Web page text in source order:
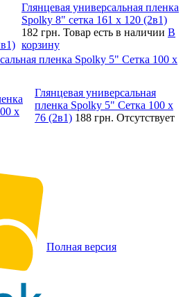
Глянцевая универсальная пленка
Spolky 8" сетка 161 х 120 (2в1)
182 грн. Товар есть в наличии В
корзину
пленка Spolky 5" Сетка 100 x
Глянцевая универсальная
пленка Spolky 5" Сетка 100 x
76 (2в1) 188 грн. Отсутствует
Полная версия